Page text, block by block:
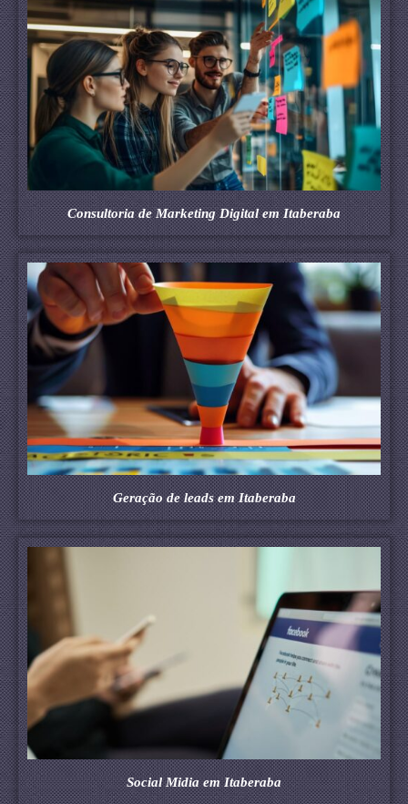
Consultoria de Marketing Digital em Itaberaba
Geração de leads em Itaberaba
Social Midia em Itaberaba